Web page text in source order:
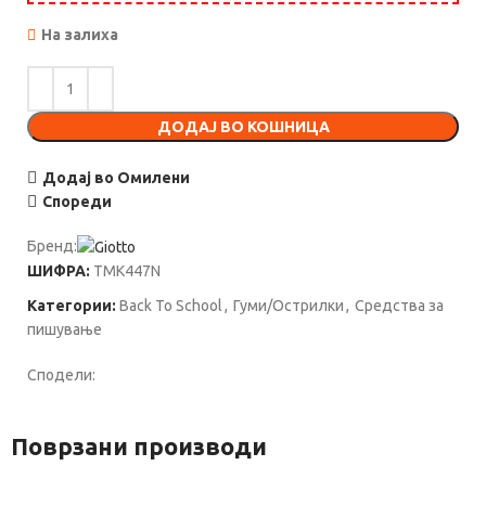
На залиха
ДОДАЈ ВО КОШНИЦА
Додај во Омилени
Спореди
Бренд:
ШИФРА: TMK447N
Категории: Back To School, Гуми/Острилки, Средства за
пишување
Сподели:
Поврзани производи